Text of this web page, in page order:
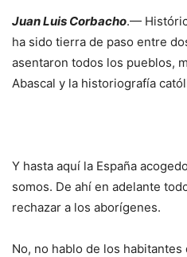
Juan Luis Corbacho.—
ha sido tierra de paso entre
asentaron todos los pueblos,
Abascal y la historiografía
Y hasta aquí la España
somos. De ahí en adelante
rechazar a los aborígenes.
No, no hablo de los